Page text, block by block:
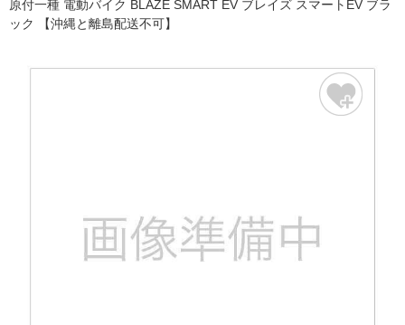
原付一種 電動バイク BLAZE SMART EV ブレイズ スマートEV ブラ
ック 【沖縄と離島配送不可】